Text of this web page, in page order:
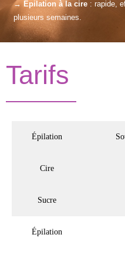
→ Épilation à la cire: rapide,
plusieurs semaines.
Tarifs
Épilation
Cire
Sucre
Épilation